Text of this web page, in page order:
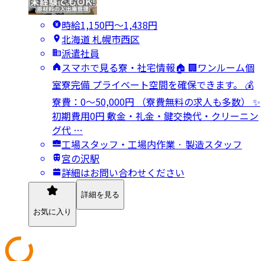
時給1,150円〜1,438円
北海道 札幌市西区
派遣社員
スマホで見る寮・社宅情報🏠 🏢ワンルーム個
室寮完備 プライベート空間を確保できます。 💰
寮費：0～50,000円 （寮費無料の求人も多数） ✨
初期費用0円 敷金・礼金・鍵交換代・クリーニン
グ代 …
工場スタッフ・工場内作業 · 製造スタッフ
宮の沢駅
詳細はお問い合わせください
お気に入り
詳細を見る